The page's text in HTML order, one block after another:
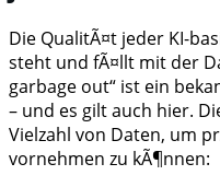
Die QualitÃ¤t jeder KI-
steht und fÃ¤llt mit der
garbage out“ ist ein
– und es gilt auch hier.
Vielzahl von Daten, um
vornehmen zu kÃ¶nnen: